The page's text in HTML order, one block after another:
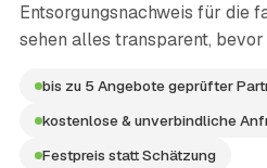
Entsorgungsnachweis für die
sehen alles transparent,
bis zu 5 Angebote geprüfter
kostenlose & unverbindliche
Festpreis statt Schätzung